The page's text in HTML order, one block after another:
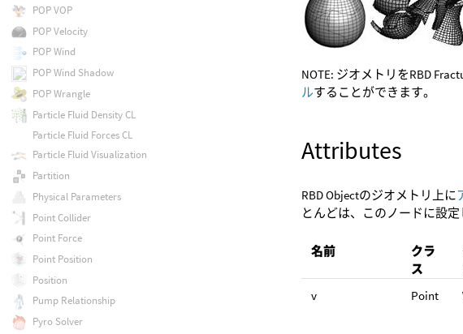
NOTE: ジオメトリをRBD
ルすることができます。
Attributes
RBD Objectのジオメトリ上に
とんどは、このノードに設
名前
クラ
ス
v Point
POP VOP
POP Velocity
POP Wind
POP Wind Shadow
POP Wrangle
Particle Fluid Density CL
Particle Fluid Forces CL
Particle Fluid Visualization
Partition
Physical Parameters
Point Collider
Point Force
Point Position
Position
Pump Relationship
Pyro Solver